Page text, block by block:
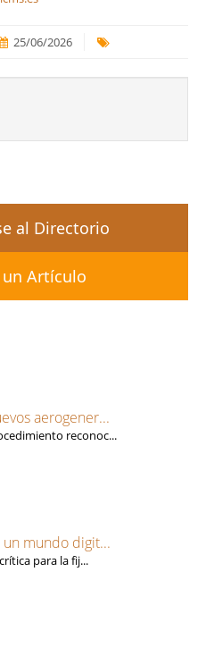
25/06/2026
al Directorio
Artículo
aerogener...
reconoc...
un mundo digit...
para la fij...